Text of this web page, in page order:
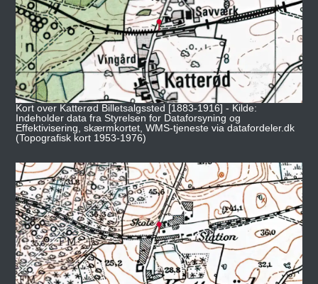
Kort over Katterød Billetsalgssted [1883-1916] - Kilde:
Indeholder data fra Styrelsen for Dataforsyning og
Effektivisering, skærmkortet, WMS-tjeneste via datafordeler.dk
(Topografisk kort 1953-1976)